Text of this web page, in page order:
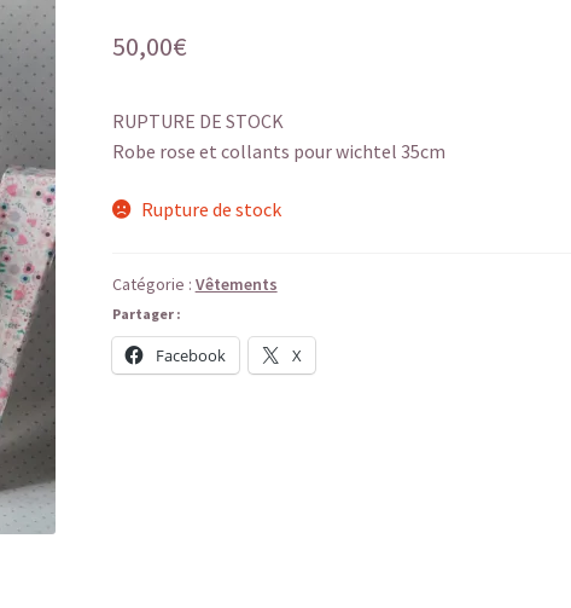
50,00€
RUPTURE DE STOCK
Robe rose et collants pour wichtel 35cm
Rupture de stock
Catégorie : Vêtements
Partager :
Facebook X